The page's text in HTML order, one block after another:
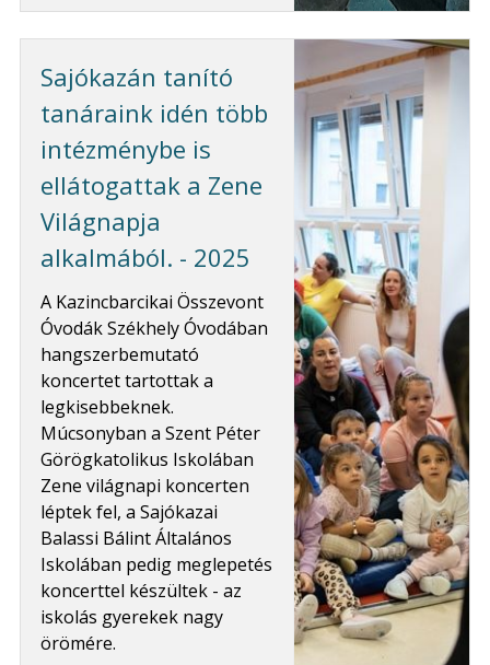
Sajókazán tanító
tanáraink idén több
intézménybe is
ellátogattak a Zene
Világnapja
alkalmából. - 2025
A Kazincbarcikai Összevont
Óvodák Székhely Óvodában
hangszerbemutató
koncertet tartottak a
legkisebbeknek.
Múcsonyban a Szent Péter
Görögkatolikus Iskolában
Zene világnapi koncerten
léptek fel, a Sajókazai
Balassi Bálint Általános
Iskolában pedig meglepetés
koncerttel készültek - az
iskolás gyerekek nagy
örömére.